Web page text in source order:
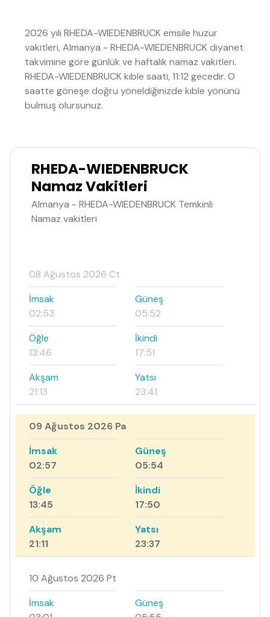
2026 yılı RHEDA-WIEDENBRUCK emsile huzur
vakitleri, Almanya - RHEDA-WIEDENBRUCK diyanet
takvimine göre günlük ve haftalık namaz vakitleri.
RHEDA-WIEDENBRUCK kıble saati, 11:12 gecedir. O
saatte göneşe doğru yöneldiğinizde kıble yönünü
bulmuş olursunuz.
RHEDA-WIEDENBRUCK
Namaz Vakitleri
Almanya - RHEDA-WIEDENBRUCK Temkinli
Namaz vakitleri
08 Ağustos 2026 Ct
İmsak
02:53
Güneş
05:52
Öğle
13:46
İkindi
17:51
Akşam
21:13
Yatsı
23:41
09 Ağustos 2026 Pa
İmsak
02:57
Güneş
05:54
Öğle
13:45
İkindi
17:50
Akşam
21:11
Yatsı
23:37
10 Ağustos 2026 Pt
İmsak
Güneş